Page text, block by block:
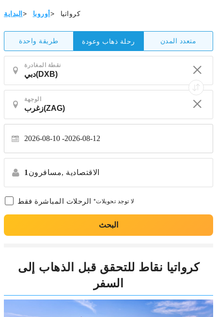
البداية > أوروبا > كرواتيا
طريقة واحدة رحلة ذهاب وعودة متعدد المدن
نقطة المغادرة
الوجهة
2026-08-10 2026-08-12
1 مسافرون, الاقتصادية
الرحلات المباشرة فقط *لا توجد تحويلات
البحث
كرواتيا نقاط للتحقق قبل الذهاب إلى
السفر